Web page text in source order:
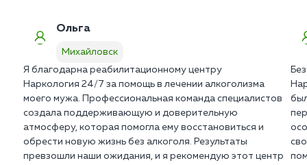
Ольга
Михайловск
Я благодарна реабилитационному центру
Наркология 24/7 за помощь в лечении алкоголизма
моего мужа. Профессиональная команда специалистов
создала поддерживающую и доверительную
атмосферу, которая помогла ему восстановиться и
обрести новую жизнь без алкоголя. Результаты
превзошли наши ожидания, и я рекомендую этот центр